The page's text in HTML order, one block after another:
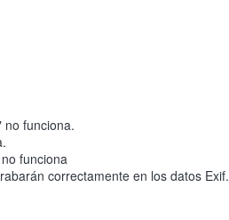
no funciona.
funciona
correctamente en los datos Exif.